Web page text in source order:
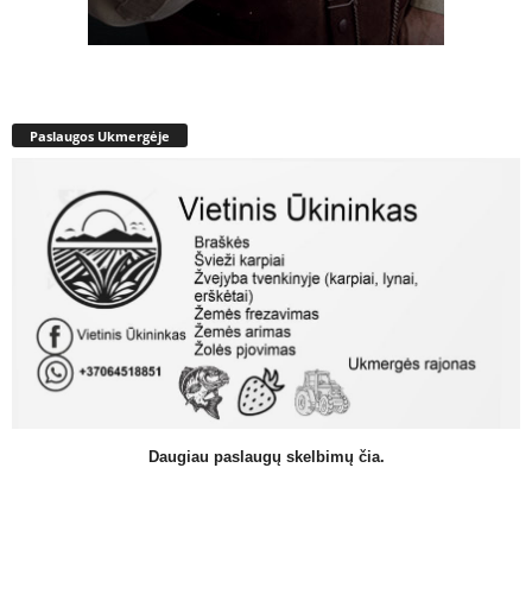
Paslaugos Ukmergėje
Daugiau paslaugų skelbimų čia.